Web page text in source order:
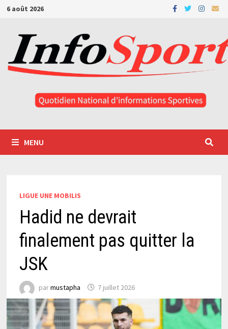
Passer
contenu
6 août 2026
MENU
LIGUE UNE MOBILIS
Hadid ne devrait
finalement pas quitter la
JSK
parmustapha 7 juillet 2026